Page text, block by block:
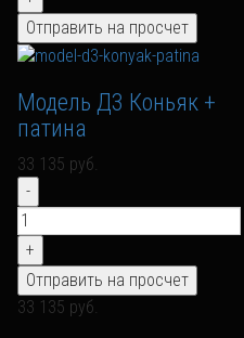
Модель Д3 Коньяк +
патина
33 135 руб.
33 135 руб.